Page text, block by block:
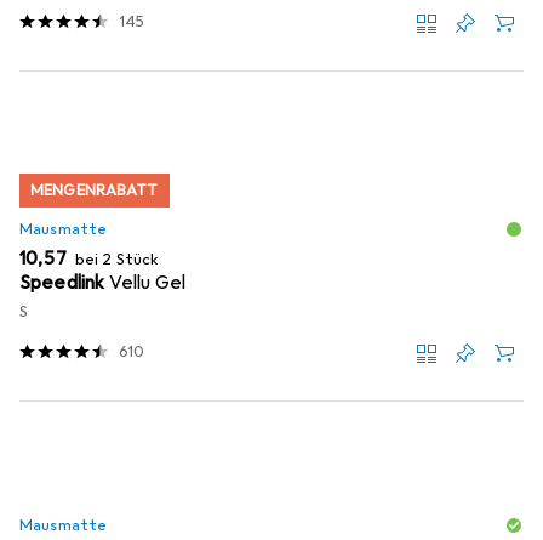
145
MENGENRABATT
Mausmatte
EUR
10,57 bei 2 Stück
SpeedlinkVellu Gel
S
610
Mausmatte